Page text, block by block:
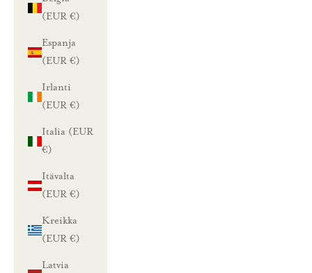
(EUR €)
Espanja
(EUR €)
Irlanti
(EUR €)
Italia (EUR
€)
Itävalta
(EUR €)
Kreikka
(EUR €)
Latvia